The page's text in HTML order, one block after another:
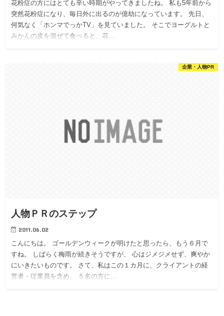
花粉症の方にはとても辛い時期がやってきましたね。 私も5年前から
突然花粉症になり、毎日外に出るのが億劫になっています。 先日、
何気なく「ホンマでっかTV」を見ていました。 そこでヨーグルトと
みかんの皮を混ぜて食べると、花…
企業・人物PR
人物ＰＲのステップ
2011.06.02
こんにちは。 ゴールデンウィークが明けたと思ったら、もう６月で
すね。 しばらく梅雨が続きそうですが、 心はジメジメせず、爽やか
にいきたいものです。 さて、私はこの１カ月に、クライアントの経
営者・従業員を含め、 ５名の方に…